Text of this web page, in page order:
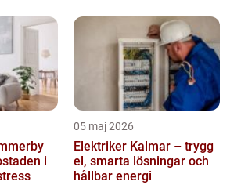
i
05 maj 2026
Elektriker Kalmar – trygg
el, smarta lösningar och
hållbar energi